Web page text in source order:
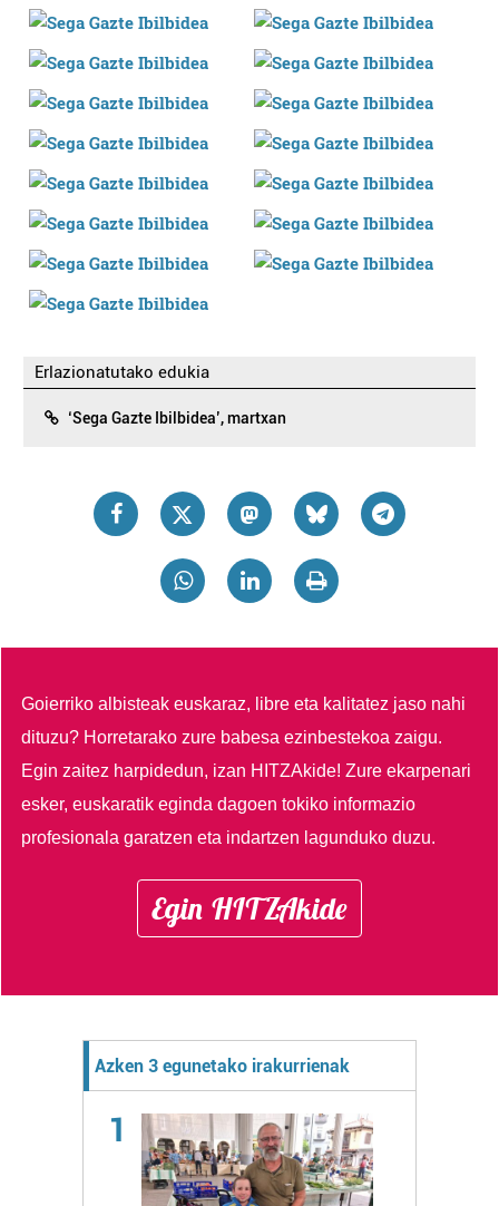
Erlazionatutako edukia
‘Sega Gazte Ibilbidea’, martxan
Goierriko albisteak euskaraz, libre eta kalitatez jaso nahi
dituzu? Horretarako zure babesa ezinbestekoa zaigu.
Egin zaitez harpidedun, izan HITZAkide!Zure ekarpenari
esker, euskaratik eginda dagoen tokiko informazio
profesionala garatzen eta indartzen lagunduko duzu.
Egin HITZAkide
Azken 3 egunetako irakurrienak
1